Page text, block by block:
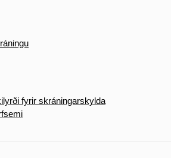
fyrir skráningarskylda